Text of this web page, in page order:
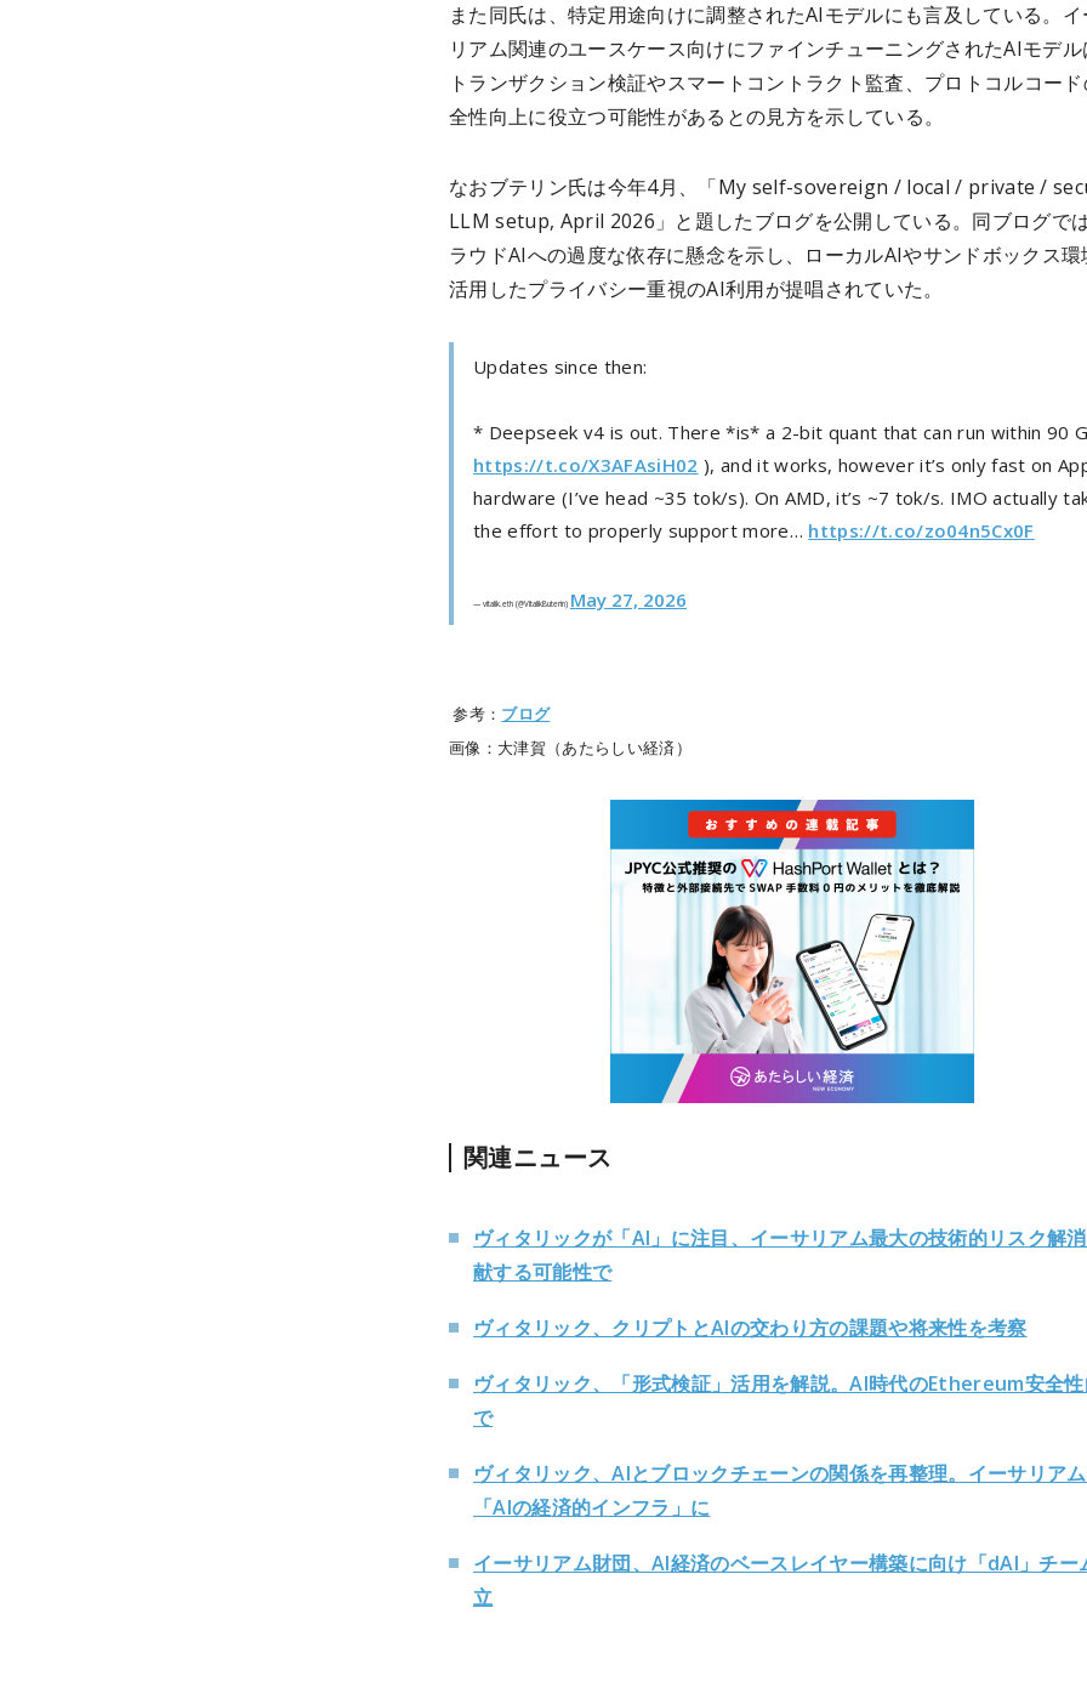
また同氏は、特定用途向けに調整されたAIモデルにも言及している。イ
リアム関連のユースケース向けにファインチューニングされたAIモデル
トランザクション検証やスマートコントラクト監査、プロトコルコー
全性向上に役立つ可能性があるとの見方を示している。
なおブテリン氏は今年4月、「My self-sovereign / local / private /
LLM setup, April 2026」と題したブログを公開している。同ブログで
ラウドAIへの過度な依存に懸念を示し、ローカルAIやサンドボックス環
活用したプライバシー重視のAI利用が提唱されていた。
Updates since then:
* Deepseek v4 is out. There *is* a 2-bit quant that can run within 90
https://t.co/X3AFAsiH02 ), and it works, however it’s only fast on
hardware (I’ve head ~35 tok/s). On AMD, it’s ~7 tok/s. IMO actually
the effort to properly support more… https://t.co/zo04n5Cx0F
— vitalik.eth (@VitalikButerin) May 27, 2026
参考： ブログ
画像：大津賀（あたらしい経済）
関連ニュース
ヴィタリックが「AI」に注目、イーサリアム最大の技術的リスク解
献する可能性で
ヴィタリック、クリプトとAIの交わり方の課題や将来性を考察
ヴィタリック、「形式検証」活用を解説。AI時代のEthereum安全
で
ヴィタリック、AIとブロックチェーンの関係を再整理。イーサリア
「AIの経済的インフラ」に
イーサリアム財団、AI経済のベースレイヤー構築に向け「dAI」チー
立